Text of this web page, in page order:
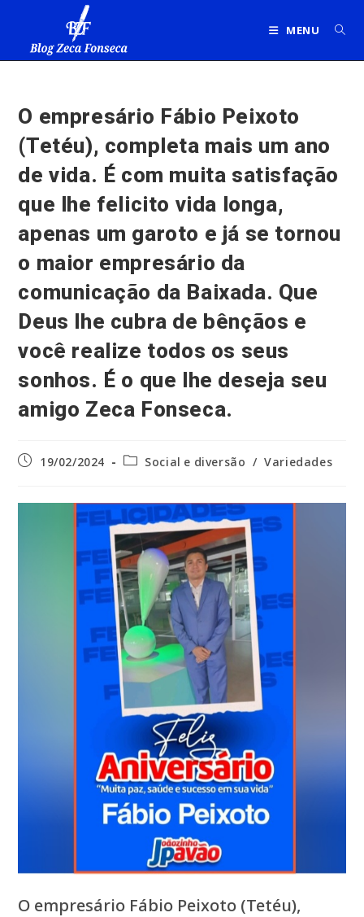
MENU
O empresário Fábio Peixoto
(Tetéu), completa mais um ano
de vida. É com muita satisfação
que lhe felicito vida longa,
apenas um garoto e já se tornou
o maior empresário da
comunicação da Baixada. Que
Deus lhe cubra de bênçãos e
você realize todos os seus
sonhos. É o que lhe deseja seu
amigo Zeca Fonseca.
Post19/02/2024
Categoria
Social e diversão / Variedades
O empresário Fábio Peixoto (Tetéu),